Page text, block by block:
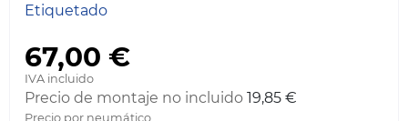
Etiquetado
67,00 €
IVA incluido
Precio de montaje no incluido 19,85 €
Precio por neumático